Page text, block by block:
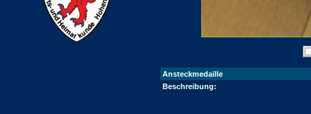
Ansteckmedaille
Beschreibung: